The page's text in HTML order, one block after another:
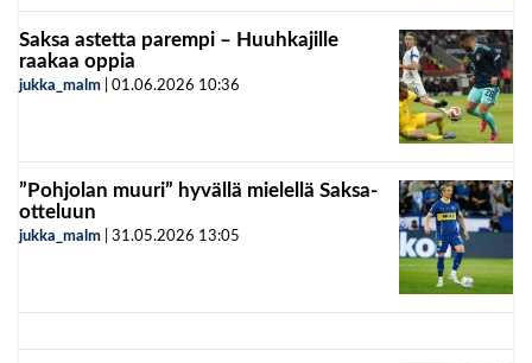
Saksa astetta parempi – Huuhkajille
raakaa oppia
jukka_malm 01.06.2026 10:36
”Pohjolan muuri” hyvällä mielellä Saksa-
otteluun
jukka_malm 31.05.2026 13:05